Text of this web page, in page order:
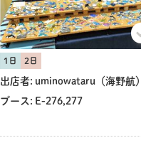
1日 2日
出店者: uminowataru（海野航）
ブース: E-276,277